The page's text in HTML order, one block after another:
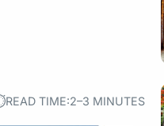
READ TIME:2–3 MINUTES